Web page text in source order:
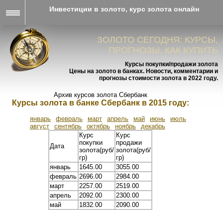
Инвестиции в золото, курс золота онлайн
ЗОЛОТО СЕГОДНЯ: КУРСЫ,
ПРОГНОЗЫ, КАК КУПИТЬ
Курсы покупки/продажи золота
Цены на золото в банках. Новости, комментарии и
прогнозы стоимости золота в 2022 году.
Архив курсов золота Сбербанк
Курсы золота в банке Сбербанк в 2015 году:
январь февраль март апрель май июнь
июль
август
сентябрь октябрь ноябрь декабрь
Дата
Курс
покупки
золота(руб/
гр)
Курс
продажи
золота(руб/
гр)
январь
1645.00
3055.00
февраль 2696.00
2984.00
март
2257.00
2519.00
апрель
2092.00
2300.00
май
1832.00
2090.00